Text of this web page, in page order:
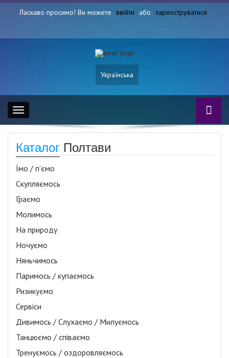
Ласкаво просимо! Ви можете ввійти або зареєструватися
Українська
Toggle
navigation
Каталог Полтави
Їмо / п’ємо
Скупляємось
Граємо
Молимось
На природу
Ночуємо
Няньчимось
Паримось / купаємось
Ризикуємо
Сервіси
Дивимось / Слухаємо / Милуємось
Танцюємо / співаємо
Тренуємось / оздоровляємось